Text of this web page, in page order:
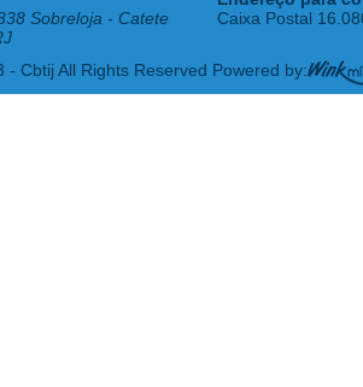
Sobreloja - Catete
Caixa Postal
- Cbtij All Rights Reserved Powered by: